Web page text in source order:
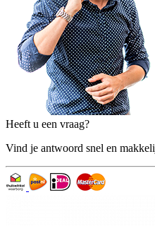
Heeft u een vraag?
Vind je antwoord snel en